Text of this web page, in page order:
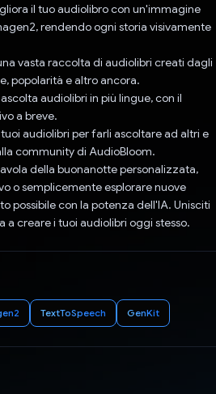
il tuo audiolibro con un'immagine
rendendo ogni storia visivamente
vasta raccolta di audiolibri creati dagli
popolarità e altro ancora.
audiolibri in più lingue, con il
a breve.
audiolibri per farli ascoltare ad altri e
community di AudioBloom.
della buonanotte personalizzata,
o semplicemente esplorare nuove
possibile con la potenza dell'IA. Unisciti
a creare i tuoi audiolibri oggi stesso.
TextToSpeech GenKit